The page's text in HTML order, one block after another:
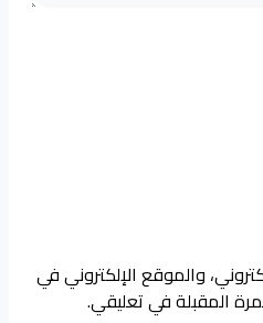
والموقع الإلكتروني في
المقبلة في تعليقي.